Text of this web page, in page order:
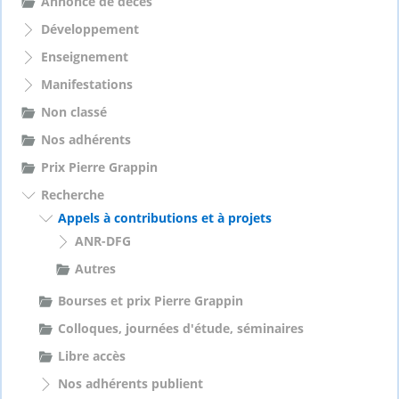
r
Développement
Enseignement
Manifestations
Non classé
Nos adhérents
Prix Pierre Grappin
Recherche
Appels à contributions et à projets
ANR-DFG
Autres
Bourses et prix Pierre Grappin
Colloques, journées d'étude, séminaires
Libre accès
Nos adhérents publient